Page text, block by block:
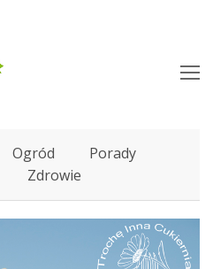
Ogród
Porady
Zdrowie